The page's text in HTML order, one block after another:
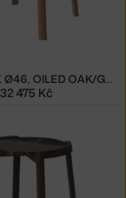
STOLEK MIX Ø46, OILED OAK/GREY MARBLE
32 475 Kč